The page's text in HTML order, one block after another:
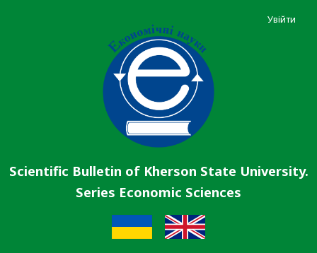
Scientific Bulletin of Kherson State University.
Series Economic Sciences
Увійти